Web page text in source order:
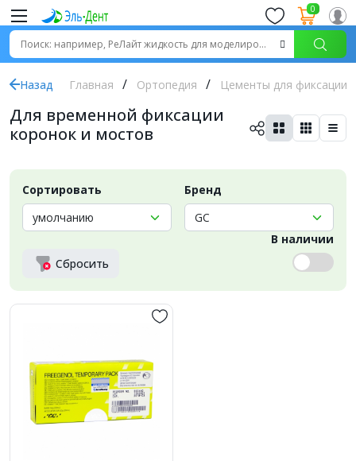
0
Назад Главная Ортопедия Цементы для фиксации
Для временной фиксации
коронок и мостов
Сортировать Бренд
Сбросить
В наличии